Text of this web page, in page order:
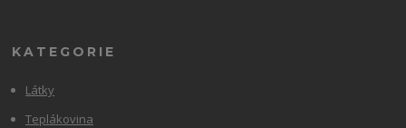
KATEGORIE
Látky
Teplákovina